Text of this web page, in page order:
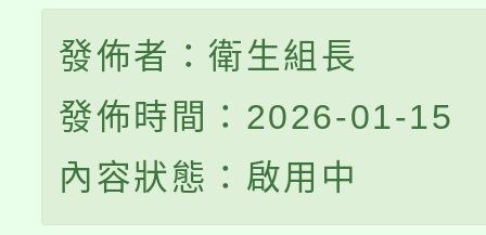
發佈者：衛生組長
發佈時間：2026-01-15
內容狀態：啟用中